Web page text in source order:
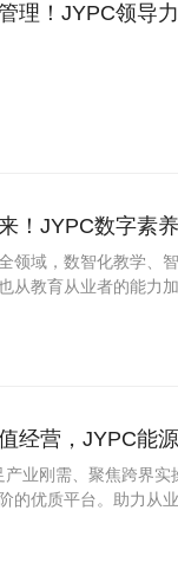
理！JYPC领导
！JYPC数字素
领域，数智化教学、
从教育从业者的能力
行业紧缺型热门职业。
经营，JYPC能
业刚需、聚焦跨界
的优质平台。助力从